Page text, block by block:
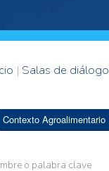
| Salas de diálogo
Contexto Agroalimentario
o palabra clave